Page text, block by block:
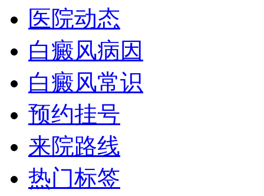
医院动态
白癜风病因
白癜风常识
预约挂号
来院路线
热门标签